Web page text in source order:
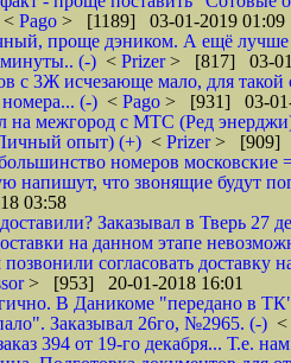
< Pago > [1189] 03-01-2019 01:09
проще дэником. А ещё лучше
(-) < Prizer> [817] 03-
с 3Ж исчезающе мало, для такой
(-) < Pago > [931] 03-01-
на межгород с МТС (Ред
опыт) (+) < Prizer> [909]
номеров московские
напишут, что звонящие будут
03:58
Заказывал в Тверь 27
на данном этапе
согласовать доставку
> [953] 20-01-2018 16:01
В Даникоме "передано в
Заказывал 26го, №2965. (-) <
394 от 19-го декабря... Т.е.